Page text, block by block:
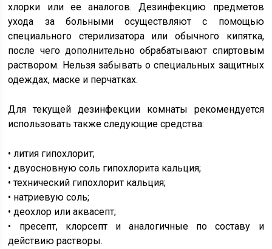
хлорки или ее аналогов. Дезинфекцию предметов
ухода за больными осуществляют с помощью
специального стерилизатора или обычного кипятка,
после чего дополнительно обрабатывают спиртовым
раствором. Нельзя забывать о специальных защитных
одеждах, маске и перчатках.
Для текущей дезинфекции комнаты рекомендуется
использовать также следующие средства:
• лития гипохлорит;
• двуосновную соль гипохлорита кальция;
• технический гипохлорит кальция;
• натриевую соль;
• деохлор или аквасепт;
• пресепт, клорсепт и аналогичные по составу и
действию растворы.